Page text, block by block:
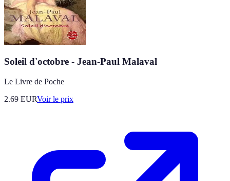
Soleil d'octobre - Jean-Paul Malaval
Le Livre de Poche
2.69 EURVoir le prix